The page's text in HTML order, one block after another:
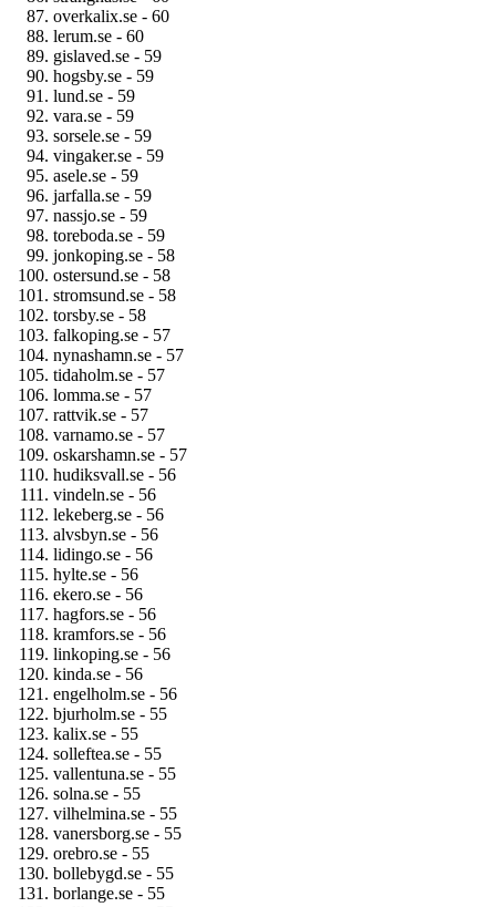
overkalix.se - 60
lerum.se - 60
gislaved.se - 59
hogsby.se - 59
lund.se - 59
vara.se - 59
sorsele.se - 59
vingaker.se - 59
asele.se - 59
jarfalla.se - 59
nassjo.se - 59
toreboda.se - 59
jonkoping.se - 58
ostersund.se - 58
stromsund.se - 58
torsby.se - 58
falkoping.se - 57
nynashamn.se - 57
tidaholm.se - 57
lomma.se - 57
rattvik.se - 57
varnamo.se - 57
oskarshamn.se - 57
hudiksvall.se - 56
vindeln.se - 56
lekeberg.se - 56
alvsbyn.se - 56
lidingo.se - 56
hylte.se - 56
ekero.se - 56
hagfors.se - 56
kramfors.se - 56
linkoping.se - 56
kinda.se - 56
engelholm.se - 56
bjurholm.se - 55
kalix.se - 55
solleftea.se - 55
vallentuna.se - 55
solna.se - 55
vilhelmina.se - 55
vanersborg.se - 55
orebro.se - 55
bollebygd.se - 55
borlange.se - 55